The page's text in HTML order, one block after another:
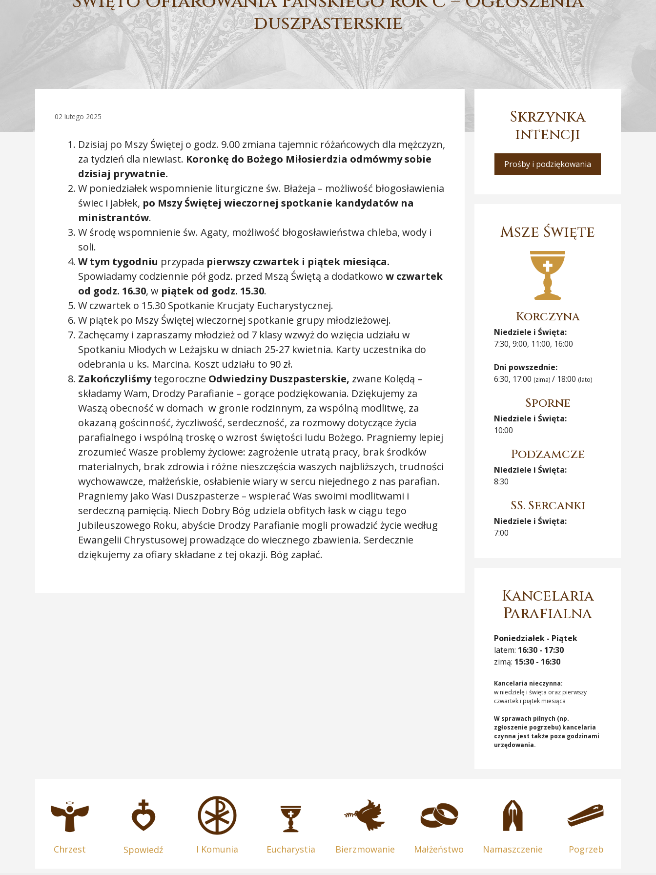
duszpasterskie
02 lutego 2025
Dzisiaj po Mszy Świętej o godz. 9.00 zmiana tajemnic różańcowych dla mężczyzn,
za tydzień dla niewiast. Koronkę do Bożego Miłosierdzia odmówmy sobie
dzisiaj prywatnie.
W poniedziałek wspomnienie liturgiczne św. Błażeja – możliwość błogosławienia
świec i jabłek, po Mszy Świętej wieczornej spotkanie kandydatów na
ministrantów.
W środę wspomnienie św. Agaty, możliwość błogosławieństwa chleba, wody i
soli.
W tym tygodniu przypada pierwszy czwartek i piątek miesiąca.
Spowiadamy codziennie pół godz. przed Mszą Świętą a dodatkowo w czwartek
od godz. 16.30, w piątek od godz. 15.30.
W czwartek o 15.30 Spotkanie Krucjaty Eucharystycznej.
W piątek po Mszy Świętej wieczornej spotkanie grupy młodzieżowej.
Zachęcamy i zapraszamy młodzież od 7 klasy wzwyż do wzięcia udziału w
Spotkaniu Młodych w Leżajsku w dniach 25-27 kwietnia. Karty uczestnika do
odebrania u ks. Marcina. Koszt udziału to 90 zł.
Zakończyliśmytegoroczne Odwiedziny Duszpasterskie, zwane Kolędą –
składamy Wam, Drodzy Parafianie – gorące podziękowania. Dziękujemy za
Waszą obecność w domach w gronie rodzinnym, za wspólną modlitwę, za
okazaną gościnność, życzliwość, serdeczność, za rozmowy dotyczące życia
parafialnego i wspólną troskę o wzrost świętości ludu Bożego. Pragniemy lepiej
zrozumieć Wasze problemy życiowe: zagrożenie utratą pracy, brak środków
materialnych, brak zdrowia i różne nieszczęścia waszych najbliższych, trudności
wychowawcze, małżeńskie, osłabienie wiary w sercu niejednego z nas parafian.
Pragniemy jako Wasi Duszpasterze – wspierać Was swoimi modlitwami i
serdeczną pamięcią. Niech Dobry Bóg udziela obfitych łask w ciągu tego
Jubileuszowego Roku, abyście Drodzy Parafianie mogli prowadzić życie według
Ewangelii Chrystusowej prowadzące do wiecznego zbawienia. Serdecznie
dziękujemy za ofiary składane z tej okazji. Bóg zapłać.
Skrzynka
intencji
Prośby i podziękowania
Msze Święte
Korczyna
Niedziele i Święta:
7:30, 9:00, 11:00, 16:00
Dni powszednie:
6:30, 17:00 (zima) / 18:00 (lato)
Sporne
Niedziele i Święta:
10:00
Podzamcze
Niedziele i Święta:
8:30
SS. Sercanki
Niedziele i Święta:
7:00
Kancelaria
Parafialna
Poniedziałek - Piątek
latem: 16:30 - 17:30
zimą: 15:30 - 16:30
Kancelaria nieczynna:
w niedzielę i święta oraz pierwszy
czwartek i piątek miesiąca
W sprawach pilnych (np.
zgłoszenie pogrzebu) kancelaria
czynna jest także poza godzinami
urzędowania.
Chrzest Spowiedź I Komunia Eucharystia Bierzmowanie Małżeństwo Namaszczenie Pogrzeb